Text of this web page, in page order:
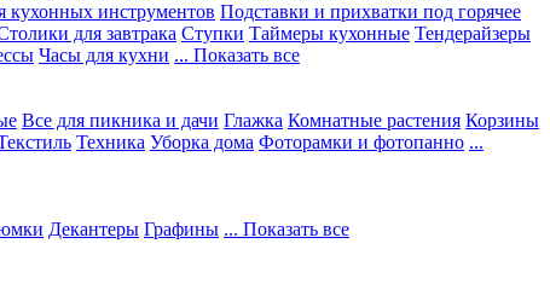
кухонных инструментов Подставки и прихватки под горячее
для завтрака Ступки Таймеры кухонные Тендерайзеры
Часы для кухни ... Показать все
Все для пикника и дачи Глажка Комнатные растения Корзины
Техника Уборка дома Фоторамки и фотопанно ...
Декантеры Графины ... Показать все